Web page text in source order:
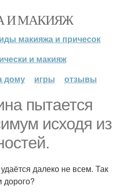
И МАКИЯЖ
макияжа и причесок
и макияж
дому
игры отзывы
пытается
исходя из
далеко не всем. Так
дорого?